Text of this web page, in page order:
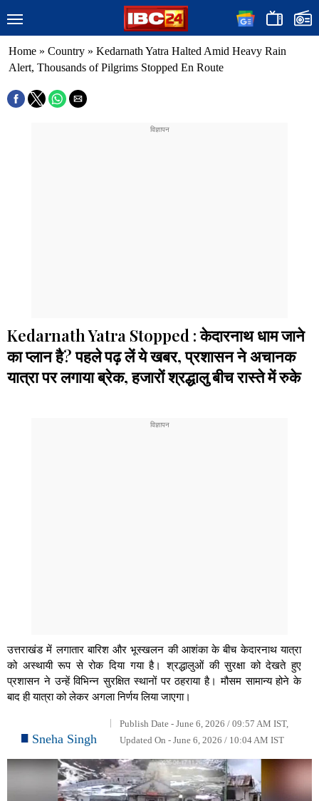
Home » Country » Kedarnath Yatra Halted Amid Heavy Rain
Alert, Thousands of Pilgrims Stopped En Route
Kedarnath Yatra Stopped : केदारनाथ धाम जाने
का प्लान है? पहले पढ़ लें ये खबर, प्रशासन ने अचानक
यात्रा पर लगाया ब्रेक, हजारों श्रद्धालु बीच रास्ते में रुके
उत्तराखंड में लगातार बारिश और भूस्खलन की आशंका के बीच केदारनाथ यात्रा
को अस्थायी रूप से रोक दिया गया है। श्रद्धालुओं की सुरक्षा को देखते हुए
प्रशासन ने उन्हें विभिन्न सुरक्षित स्थानों पर ठहराया है। मौसम सामान्य होने के
बाद ही यात्रा को लेकर अगला निर्णय लिया जाएगा।
Sneha Singh
Publish Date - June 6, 2026 / 09:57 AM IST,
Updated On - June 6, 2026 / 10:04 AM IST